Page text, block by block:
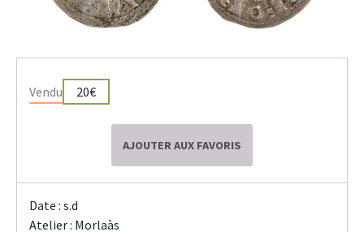
Vendu 20€
AJOUTER AUX FAVORIS
Date : s.d
Atelier : Morlaàs